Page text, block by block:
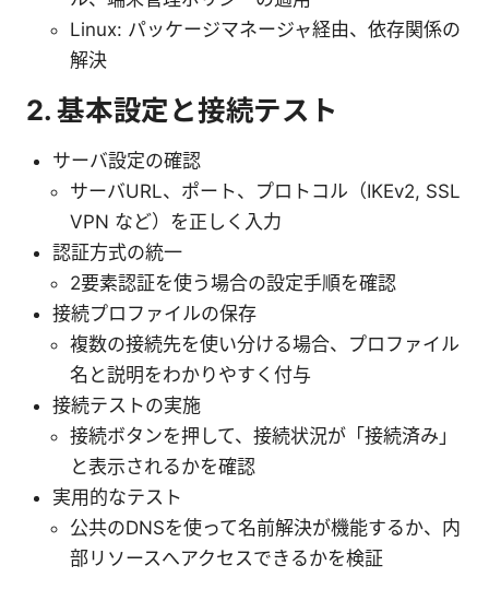
Linux: パッケージマネージャ経由、依存関係の
解決
2. 基本設定と接続テスト
サーバ設定の確認
サーバURL、ポート、プロトコル（IKEv2, SSL
VPN など）を正しく入力
認証方式の統一
2要素認証を使う場合の設定手順を確認
接続プロファイルの保存
複数の接続先を使い分ける場合、プロファイル
名と説明をわかりやすく付与
接続テストの実施
接続ボタンを押して、接続状況が「接続済み」
と表示されるかを確認
実用的なテスト
公共のDNSを使って名前解決が機能するか、内
部リソースへアクセスできるかを検証